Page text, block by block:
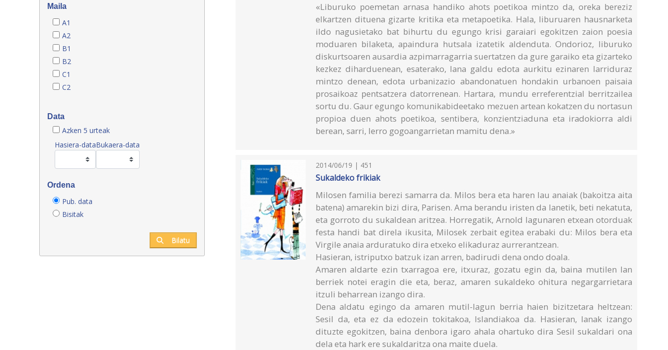
Maila
A1
A2
B1
B2
C1
C2
Data
Azken 5 urteak
Hasiera-dataBukaera-data
Ordena
Pub. data
Bisitak
Bilatu
«Liburuko poemetan arnasa handiko ahots poetikoa mintzo da, oreka bereziz
elkartzen dituena gizarte kritika eta metapoetika. Hala, liburuaren hausnarketa
ildo nagusietako bat bihurtu du egungo krisi garaiari egokitzen zaion poesia
moduaren bilaketa, apaindura hutsala izatetik aldenduta. Ondorioz, liburuko
diskurtsoaren ausardia azpimarragarria suertatzen da gure garaiko eta gizarteko
kezkez diharduenean, esaterako, lana galdu edota aurkitu ezinaren larriduraz
mintzo denean, edota urbanizazio abandonatuen hondakin urbanoen paisaia
prosaikoaz pentsatzera datorrenean. Hartara, mundu erreferentzial berritzailea
sortu du. Gaur egungo komunikabideetako mezuen artean kokatzen du nortasun
propioa duen ahots poetikoa, sentibera, konzientziaduna eta iradokiorra aldi
berean, sarri, lerro gogoangarrietan mamitu dena.»
2014/06/19 | 451
Sukaldeko frikiak
Milosen familia berezi samarra da. Milos bera eta haren lau anaiak (bakoitza aita
batena) amarekin bizi dira, Parisen. Ama berandu iristen da lanetik, beti nekatuta,
eta gorroto du sukaldean aritzea. Horregatik, Arnold lagunaren etxean otorduak
festa handi bat direla ikusita, Milosek zerbait egitea erabaki du: Milos bera eta
Virgile anaia arduratuko dira etxeko elikaduraz aurrerantzean.
Hasieran, istriputxo batzuk izan arren, badirudi dena ondo doala.
Amaren aldarte ezin txarragoa ere, itxuraz, gozatu egin da, baina mutilen lan
berriek notei eragin die eta, beraz, amaren sukaldeko ohitura negargarrietara
itzuli beharrean izango dira.
Dena aldatu egingo da amaren mutil-lagun berria haien bizitzetara heltzean:
Sesil da, eta ez da edozein tokitakoa, Islandiakoa da. Hasieran, lanak izango
dituzte egokitzen, baina denbora igaro ahala ohartuko dira Sesil sukaldari ona
dela eta hark ere sukaldaritza ona maite duela.